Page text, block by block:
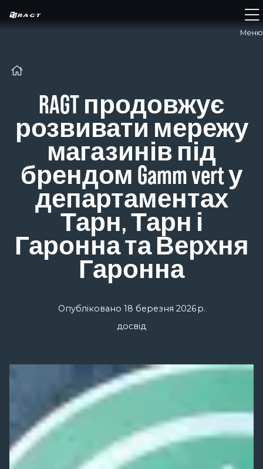
Панель керування кукі
Меню
RAGT продовжує
розвивати мережу
магазинів під
брендом Gamm vert у
департаментах
Тарн, Тарн і
Гаронна та Верхня
Гаронна
Опубліковано 18 березня 2026 р.
досвід